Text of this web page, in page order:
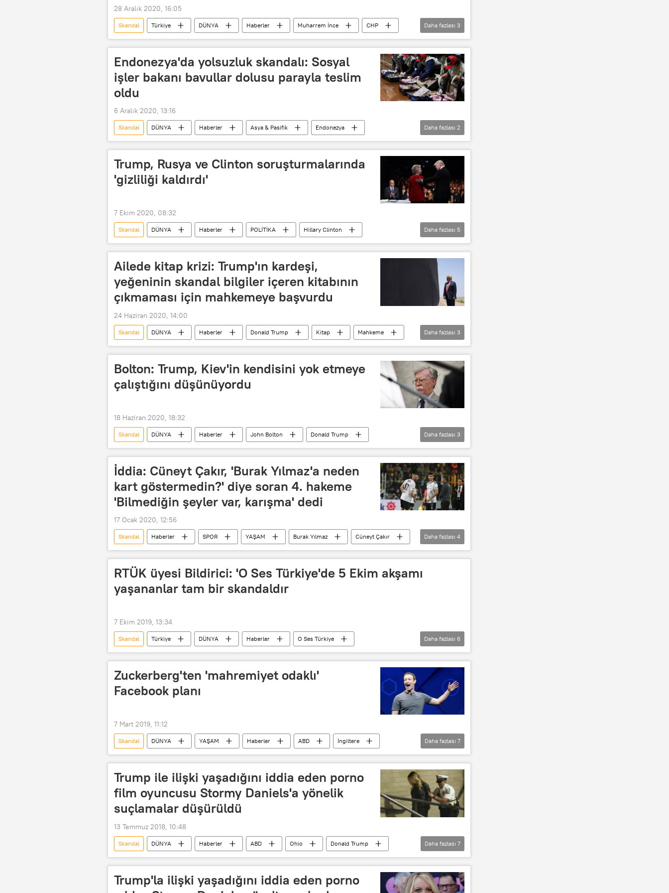
28 Aralık 2020, 16:05
Skandal Türkiye DÜNYA Haberler Muharrem İnce
CHP
Taciz
Düzce Asgari ücret
Daha fazlası 3
Endonezya'da yolsuzluk skandalı: Sosyal
işler bakanı bavullar dolusu parayla teslim
oldu
6 Aralık 2020, 13:16
Skandal DÜNYA Haberler Asya & Pasifik
Endonezya
Yolsuzluk
bakan Para
Daha fazlası 2
Trump, Rusya ve Clinton soruşturmalarında
'gizliliği kaldırdı'
7 Ekim 2020, 08:32
Skandal DÜNYA Haberler POLİTİKA
Hillary Clinton
Donald Trump
ABD Seçim John Brennan CIA
Daha fazlası 5
Ailede kitap krizi: Trump'ın kardeşi,
yeğeninin skandal bilgiler içeren kitabının
çıkmaması için mahkemeye başvurdu
24 Haziran 2020, 14:00
Skandal DÜNYA Haberler Donald Trump Kitap
Mahkeme
Engel
uzlaşma ABD
Daha fazlası 3
Bolton: Trump, Kiev'in kendisini yok etmeye
çalıştığını düşünüyordu
18 Haziran 2020, 18:32
Skandal DÜNYA Haberler John Bolton
Donald Trump
Beyaz Saray
Kiev ABD
Daha fazlası 3
İddia: Cüneyt Çakır, 'Burak Yılmaz'a neden
kart göstermedin?' diye soran 4. hakeme
'Bilmediğin şeyler var, karışma' dedi
17 Ocak 2020, 12:56
Skandal Haberler SPOR YAŞAM Burak Yılmaz
Cüneyt Çakır
Beşiktaş
Fenerbahçe derbi Alper Ulusoy
Daha fazlası 4
RTÜK üyesi Bildirici: 'O Ses Türkiye'de 5 Ekim akşamı
yaşananlar tam bir skandaldır
7 Ekim 2019, 13:34
Skandal Türkiye DÜNYA Haberler
O Ses Türkiye
O Ses Türkiye
Faruk Bildirici RTÜK Acun Ilıcalı
Murat Boz
Daha fazlası 6
Zuckerberg'ten 'mahremiyet odaklı'
Facebook planı
7 Mart 2019, 11:12
Skandal DÜNYA YAŞAM Haberler ABD
İngiltere
Mark Zuckerberg
Edison Cambridge Analytica
Sosyal medya
Daha fazlası 7
Trump ile ilişki yaşadığını iddia eden porno
film oyuncusu Stormy Daniels'a yönelik
suçlamalar düşürüldü
13 Temmuz 2018, 10:48
Skandal DÜNYA Haberler ABD Ohio
Donald Trump
Michael Avenatti
Stormy Daniels Kim Jacobs Gözaltı
Kefalet
Daha fazlası 7
Trump'la ilişki yaşadığını iddia eden porno